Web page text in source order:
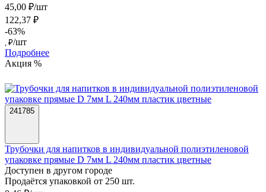
45,00 ₽/шт
122,37 ₽
-63%
, ₽/шт
Подробнее
Акция %
241785
Трубочки для напитков в индивидуальной полиэтиленовой
упаковке прямые D 7мм L 240мм пластик цветные
Доступен в другом городе
Продаётся упаковкой от 250 шт.